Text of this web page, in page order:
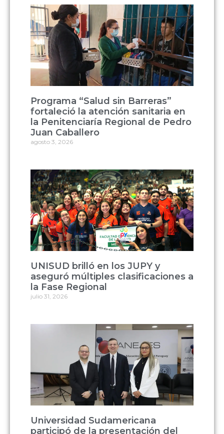
Programa “Salud sin Barreras”
fortaleció la atención sanitaria en
la Penitenciaría Regional de Pedro
Juan Caballero
agosto 3, 2026
UNISUD brilló en los JUPY y
aseguró múltiples clasificaciones a
la Fase Regional
julio 31, 2026
Universidad Sudamericana
participó de la presentación del